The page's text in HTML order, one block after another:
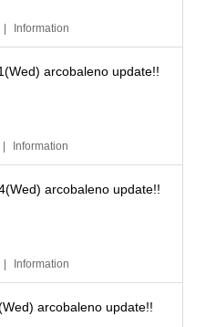
Information
arcobaleno update!!
Information
arcobaleno update!!
Information
arcobaleno update!!